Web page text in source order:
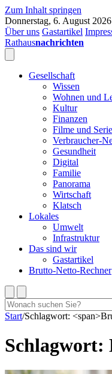
Zum Inhalt springen
Donnerstag, 6. August 2026
Über uns Gastartikel
Rathausnachrichten
Gesellschaft
Wissen
Wohnen und
Kultur
Finanzen
Filme und
Verbraucher-
Gesundheit
Digital
Familie
Panorama
Wirtschaft
Klatsch
Lokales
Umwelt
Infrastruktur
Das sind wir
Gastartikel
Brutto-Netto-Rechner
Suchen
nach:
Start/Schlagwort:
Schlagwort: